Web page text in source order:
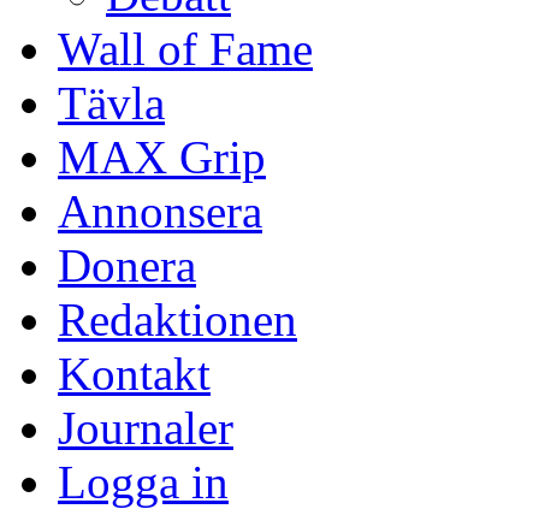
Wall of Fame
Tävla
MAX Grip
Annonsera
Donera
Redaktionen
Kontakt
Journaler
Logga in